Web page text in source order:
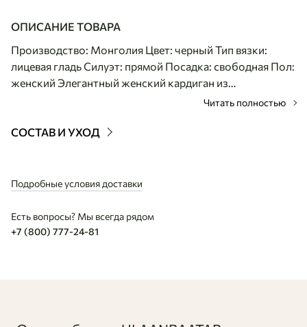
ОПИСАНИЕ ТОВАРА
Производство: Монголия Цвет: черный Тип вязки:
лицевая гладь Силуэт: прямой Посадка: свободная Пол:
женский Элегантный женский кардиган из
натурального монгольского кашемира - это идеальное
Изделие выполнено из нежнейшего пуха
удивительной легкостью и деликатной текстурой:
теплым. Он защищает от холода гораздо лучше
обычной шерсти, мягко обволакивает тело и дарит
Читать полностью
СОСТАВ И УХОД
Подробные условия доставки
Есть вопросы? Мы всегда рядом
+7 (800) 777-24-81